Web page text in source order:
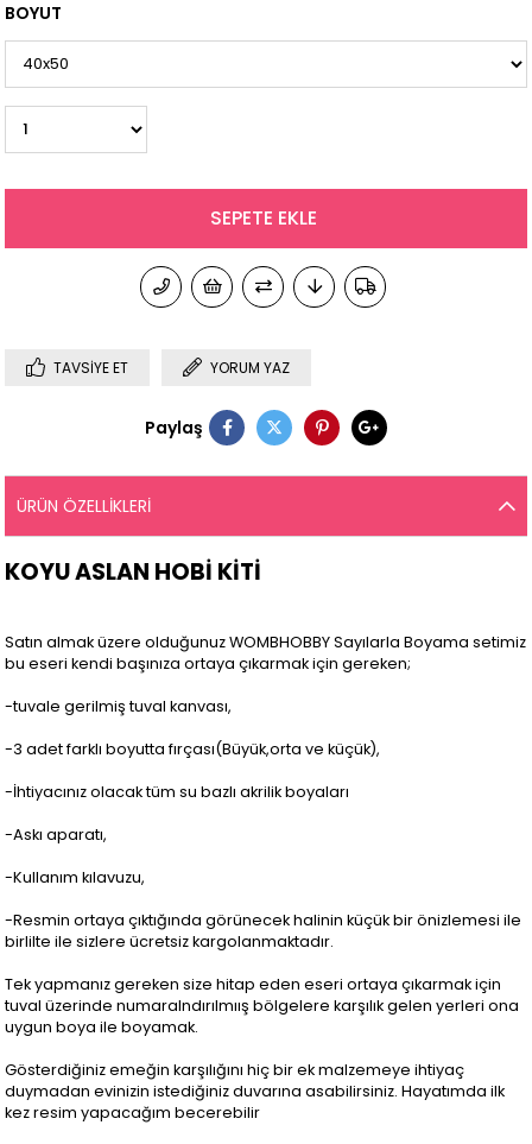
BOYUT
TAVSIYE ET YORUM YAZ
Paylaş
ÜRÜN ÖZELLIKLERI
KOYU ASLAN HOBİ KİTİ
Satın almak üzere olduğunuz WOMBHOBBY Sayılarla Boyama setimiz
bu eseri kendi başınıza ortaya çıkarmak için gereken;
-tuvale gerilmiş tuval kanvası,
-3 adet farklı boyutta fırçası(Büyük,orta ve küçük),
-İhtiyacınız olacak tüm su bazlı akrilik boyaları
-Askı aparatı,
-Kullanım kılavuzu,
-Resmin ortaya çıktığında görünecek halinin küçük bir önizlemesi ile
birlilte ile sizlere ücretsiz kargolanmaktadır.
Tek yapmanız gereken size hitap eden eseri ortaya çıkarmak için
tuval üzerinde numaralndırılmıış bölgelere karşılık gelen yerleri ona
uygun boya ile boyamak.
Gösterdiğiniz emeğin karşılığını hiç bir ek malzemeye ihtiyaç
duymadan evinizin istediğiniz duvarına asabilirsiniz. Hayatımda ilk
kez resim yapacağım becerebilir